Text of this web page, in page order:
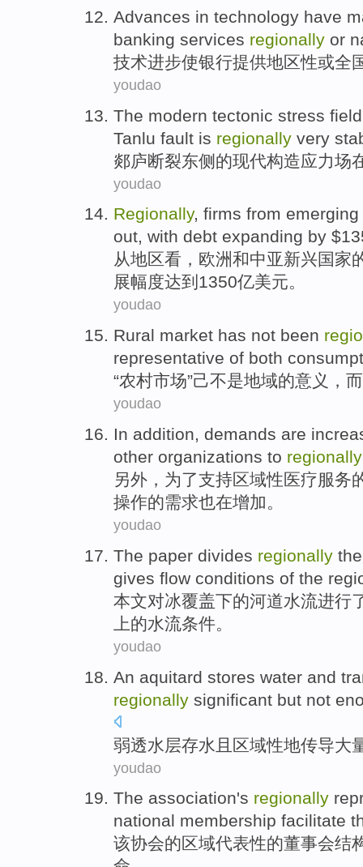
Advances in technology have
banking services regionally or
技术进步使银行提供地区性或全
youdao
The modern tectonic stress field
Tanlu fault is regionally very
郯庐断裂东侧的现代构造应力场
youdao
Regionally, firms from emerging
out, with debt expanding by
从地区看， 欧洲和中亚新兴国家
展幅度达到1350亿美元。
youdao
Rural market has not been
representative of both
“农村市场”己不是地域的意义， 而
youdao
In addition, demands are
other organizations to regionally
另外 ， 为了支持区域性医疗服务
操作的需求也在增加。
youdao
The paper divides regionally
gives flow conditions of the
本文对冰覆盖下的河道水流进行
上的水流条件。
youdao
An aquitard stores water and
regionally significant but not
弱透水 层存水且 区域性地传导大
youdao
The association's regionally
national membership facilitate
该协会的区域代表性的董事会结